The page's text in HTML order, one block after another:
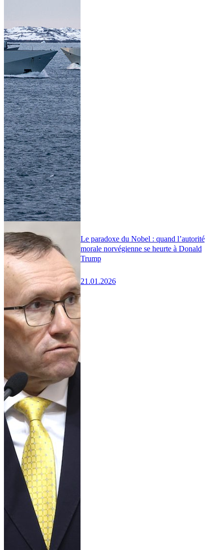
Le paradoxe du Nobel : quand l’autorité
morale norvégienne se heurte à Donald
Trump
21.01.2026